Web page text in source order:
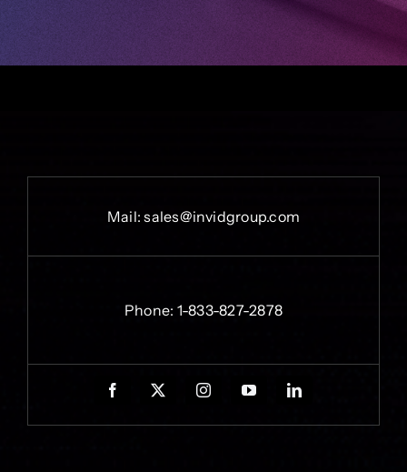
Mail:sales@invidgroup.com
Phone: 1-833-827-2878